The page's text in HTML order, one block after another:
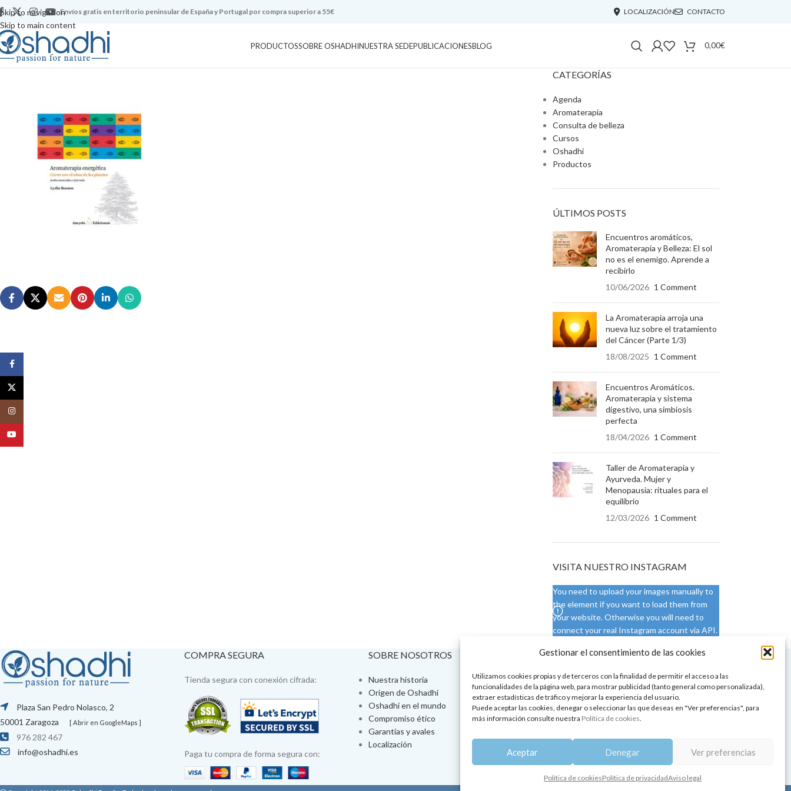
Gestionar el consentimiento de las cookies
Utilizamos cookies propias y de terceros con la finalidad de permitir el acceso a las
funcionalidades de la página web, para mostrar publicidad (tanto general como personalizada),
extraer estadísticas de tráfico y mejorar la experiencia del usuario.
Puede aceptar las cookies, denegar o seleccionar las que deseas en "Ver preferencias", para
más información consulte nuestra Política de cookies.
Aceptar Denegar Ver preferencias
Política de cookiesPolítica de privacidadAviso legal
Skip to navigation
Skip to main content
Envíos gratis en territorio peninsular de España y Portugal por compra superior a 55€ LOCALIZACIÓN CONTACTO
PRODUCTOSSOBRE OSHADHINUESTRA SEDEPUBLICACIONESBLOG 0,00€
CATEGORÍAS
Agenda
Aromaterapia
Consulta de belleza
Cursos
Oshadhi
Productos
ÚLTIMOS POSTS
Encuentros aromáticos,
Aromaterapia y Belleza: El sol
no es el enemigo. Aprende a
recibirlo
10/06/2026 1 Comment
La Aromaterapia arroja una
nueva luz sobre el tratamiento
del Cáncer (Parte 1/3)
18/08/2025 1 Comment
Encuentros Aromáticos.
Aromaterapia y sistema
digestivo, una simbiosis
perfecta
18/04/2026 1 Comment
Taller de Aromaterapia y
Ayurveda. Mujer y
Menopausia: rituales para el
equilibrio
12/03/2026 1 Comment
VISITA NUESTRO INSTAGRAM
You need to upload your images manually to
the element if you want to load them from
your website. Otherwise you will need to
connect your real Instagram account via API.
Plaza San Pedro Nolasco, 2
50001 Zaragoza
[ Abrir en GoogleMaps ]
976 282 467
info@oshadhi.es
COMPRA SEGURA
Tienda segura con conexión cifrada:
Paga tu compra de forma segura con:
SOBRE NOSOTROS
Nuestra historia
Origen de Oshadhi
Oshadhi en el mundo
Compromiso ético
Garantías y avales
Localización
VISÍTA NUESTRA SEDE
Tienda física
Talleres de aromaterapia
Tratamientos de belleza
Ayurveda
Aromaterapia y bienestar
CONDICIONES DE USO
Condiciones generales
Cambios y devoluciones
Formas de pago
Formas de envío